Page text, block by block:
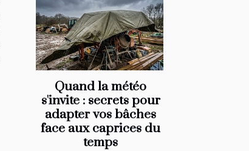
Quand la météo
s'invite : secrets pour
adapter vos bâches
face aux caprices du
temps